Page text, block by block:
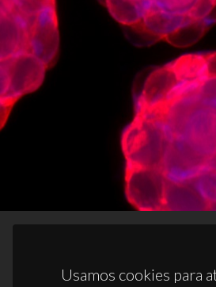
Usamos cookies para